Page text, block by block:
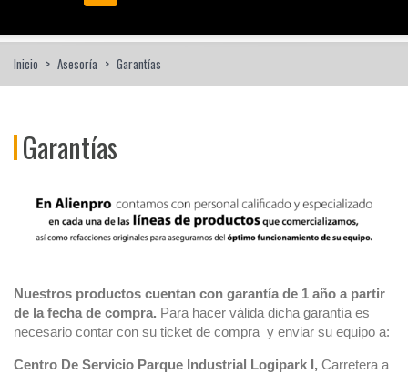
Inicio > Asesoría > Garantías
Garantías
Nuestros productos cuentan con garantía de 1 año a partir
de la fecha de compra. Para hacer válida dicha garantía es
necesario contar con su ticket de compra y enviar su equipo a:
Centro De Servicio Parque Industrial Logipark I, Carretera a